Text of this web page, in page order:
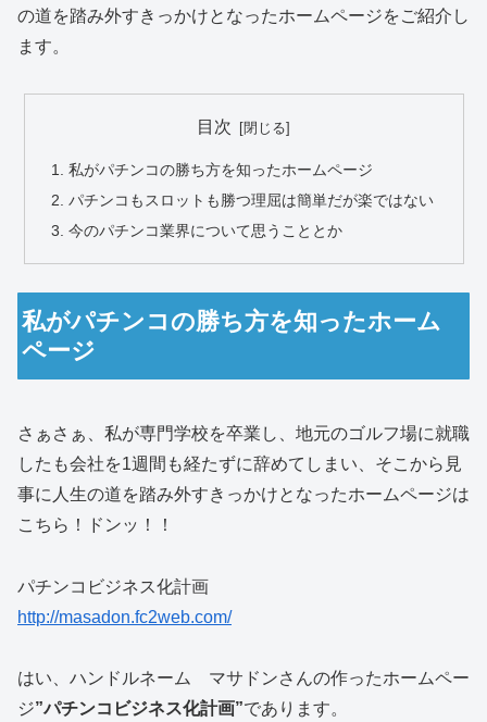
の道を踏み外すきっかけとなったホームページをご紹介し
ます。
目次
私がパチンコの勝ち方を知ったホームページ
パチンコもスロットも勝つ理屈は簡単だが楽ではない
今のパチンコ業界について思うこととか
私がパチンコの勝ち方を知ったホーム
ページ
さぁさぁ、私が専門学校を卒業し、地元のゴルフ場に就職
したも会社を1週間も経たずに辞めてしまい、そこから見
事に人生の道を踏み外すきっかけとなったホームページは
こちら！ドンッ！！
パチンコビジネス化計画
http://masadon.fc2web.com/
はい、ハンドルネーム マサドンさんの作ったホームペー
ジ”パチンコビジネス化計画”であります。